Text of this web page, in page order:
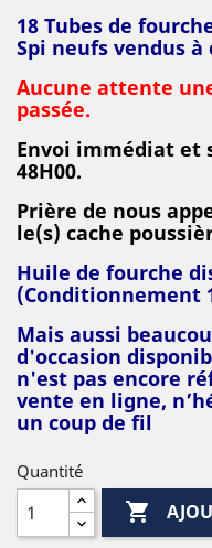
18 Tubes de
Spi neufs vendus
Aucune attente
passée.
Envoi immédiat et
48H00.
Prière de nous
le(s) cache
Huile de fourche
(Conditionnement
Mais aussi
d'occasion
n'est pas encore
vente en ligne,
un coup de fil
Quantité
